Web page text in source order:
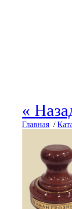
«
Главная /